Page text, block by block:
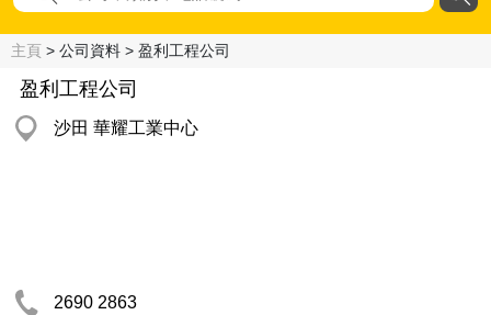
主頁 > 公司資料 > 盈利工程公司
盈利工程公司
沙田 華耀工業中心
2690 2863